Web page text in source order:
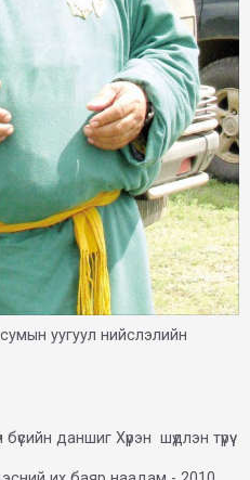
уугуул нийслэлийн
даншиг Хүрэн шүдлэн түрүү